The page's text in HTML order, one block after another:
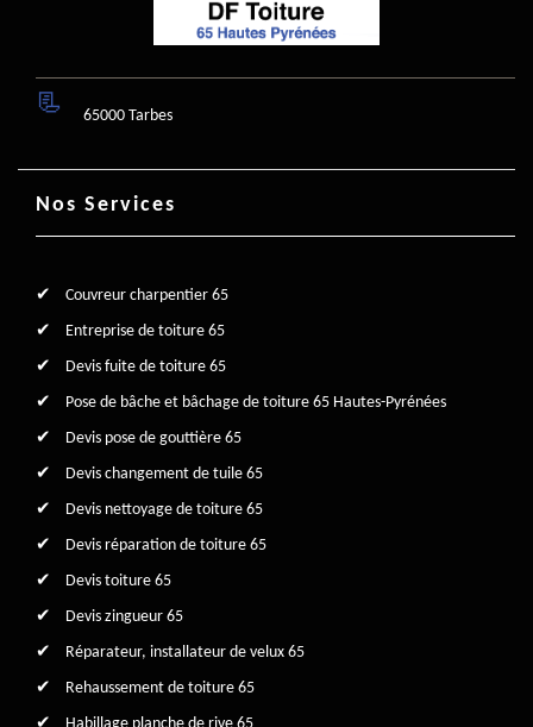
65000 Tarbes
Nos Services
Couvreur charpentier 65
Entreprise de toiture 65
Devis fuite de toiture 65
Pose de bâche et bâchage de toiture 65 Hautes-Pyrénées
Devis pose de gouttière 65
Devis changement de tuile 65
Devis nettoyage de toiture 65
Devis réparation de toiture 65
Devis toiture 65
Devis zingueur 65
Réparateur, installateur de velux 65
Rehaussement de toiture 65